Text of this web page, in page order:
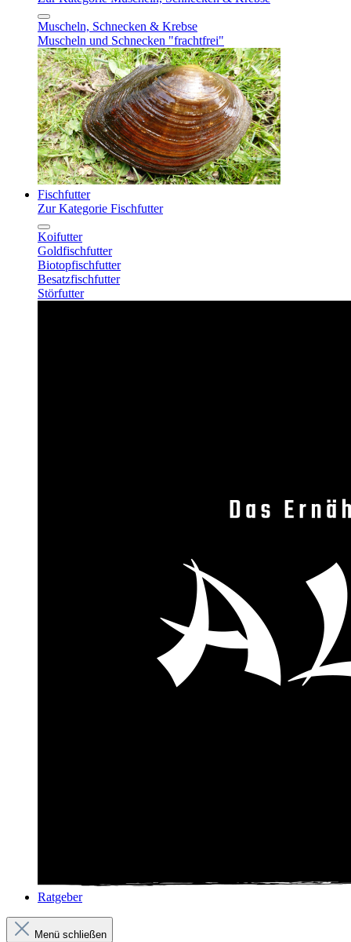
Muscheln, Schnecken & Krebse
Muscheln und Schnecken "frachtfrei"
Fischfutter
Zur Kategorie Fischfutter
Koifutter
Goldfischfutter
Biotopfischfutter
Besatzfischfutter
Störfutter
Ratgeber
Menü schließen